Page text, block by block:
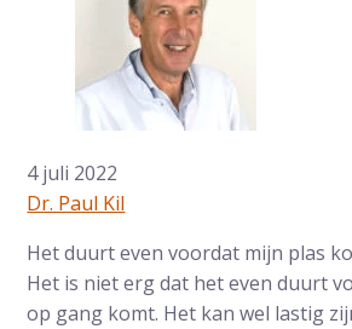
4 juli 2022
Dr. Paul Kil
Het duurt even voordat mijn plas
Het is niet erg dat het even duurt
op gang komt. Het kan wel lastig